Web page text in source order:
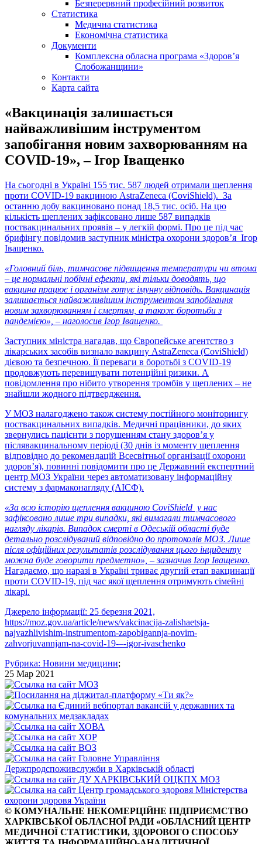
Безперервний професійний розвиток
Статистика
Медична статистика
Економічна статистика
Документи
Комплексна обласна програма «Здоров’я
Слобожанщини»
Контакти
Карта сайта
«Вакцинація залишається
найважливішим інструментом
запобігання новим захворюванням на
COVID-19», – Ігор Іващенко
На сьогодні в Україні 155 тис. 587 людей отримали щеплення
проти COVID-19 вакциною AstraZeneca (CoviShield). За
останню добу вакциновано понад 18,5 тис. осіб. На цю
кількість щеплених зафіксовано лише 587 випадків
поствакцинальних проявів – у легкій формі. Про це під час
брифінгу повідомив заступник міністра охорони здоров’я Ігор
Іващенко.
«Головний біль, тимчасове підвищення температури чи втома
– це нормальні побічні ефекти, які тільки доводять, що
вакцина працює і організм готує імунну відповідь. Вакцинація
залишається найважливішим інструментом запобігання
новим захворюванням і смертям, а також боротьби з
пандемією», – наголосив Ігор Іващенко.
Заступник міністра нагадав, що Європейське агентство з
лікарських засобів визнало вакцину AstraZeneca (CoviShield)
дієвою та безпечною. Її переваги в боротьбі з COVID-19
продовжують перевищувати потенційні ризики. А
повідомлення про нібито утворення тромбів у щеплених – не
знайшли жодного підтвердження.
У МОЗ налагоджено також систему постійного моніторингу
поствакцинальних випадків. Медичні працівники, до яких
звернулись пацієнти з порушенням стану здоров’я у
післявакцинальному періоді (30 днів із моменту щеплення
відповідно до рекомендацій Всесвітньої організації охорони
здоров’я), повинні повідомити про це Державний експертний
центр МОЗ України через автоматизовану інформаційну
систему з фармаконагляду (АІСФ).
«За всю історію щеплення вакциною CoviShield у нас
зафіксовано лише три випадки, які вимагали тимчасового
нагляду лікарів. Випадок смерті в Одеській області буде
детально розслідуваний відповідно до протоколів МОЗ. Лише
після офіційних результатів розслідування цього інциденту
можна буде говорити предметно», – зазначив Ігор Іващенко.
Нагадаємо, що наразі в Україні триває другий етап вакцинації
проти COVID-19, під час якої щеплення отримують сімейні
лікарі.
Джерело інформації: 25 березня 2021,
https://moz.gov.ua/article/news/vakcinacija-zalishaetsja-
najvazhlivishim-instrumentom-zapobigannja-novim-
zahvorjuvannjam-na-covid-19-–-igor-ivaschenko
Рубрика: Новини медицини;
25 Мар 2021
© КОМУНАЛЬНЕ НЕКОМЕРЦІЙНЕ ПІДПРИЄМСТВО
ХАРКІВСЬКОЇ ОБЛАСНОЇ РАДИ «ОБЛАСНИЙ ЦЕНТР
МЕДИЧНОЇ СТАТИСТИКИ, ЗДОРОВОГО СПОСОБУ